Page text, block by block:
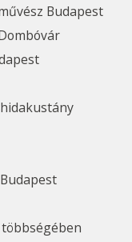
Budapest